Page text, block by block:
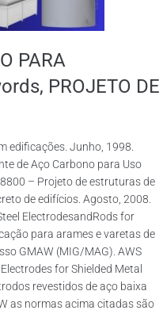
PARA
PROJETO DE
edificações. Junho, 1998.
de Aço Carbono para Uso
– Projeto de estruturas de
de edifícios. Agosto, 2008.
ElectrodesandRods for
para arames e varetas de
GMAW (MIG/MAG). AWS
for Shielded Metal
revestidos de aço baixa
as normas acima citadas são